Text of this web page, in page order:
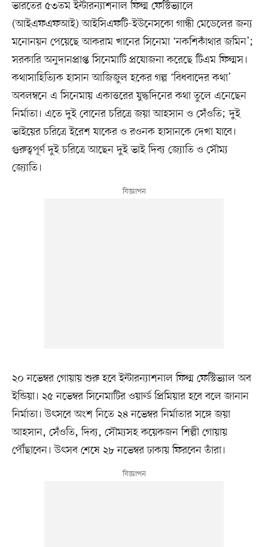
ভারতের ৫৩তম ইন্টারন্যাশনাল ফিল্ম ফেস্টিভ্যালে
(আইএফএফআই) আইসিএফটি-ইউনেসকো গান্ধী মেডেলের জন্য
মনোনয়ন পেয়েছে আকরাম খানের সিনেমা ‘নকশিকাঁথার জমিন’;
সরকারি অনুদানপ্রাপ্ত সিনেমাটি প্রযোজনা করেছে টিএম ফিল্মস।
কথাসাহিত্যিক হাসান আজিজুল হকের গল্প ‘বিধবাদের কথা’
অবলম্বনে এ সিনেমায় একাত্তরের যুদ্ধদিনের কথা তুলে এনেছেন
নির্মাতা। এতে দুই বোনের চরিত্রে জয়া আহসান ও সেঁওতি; দুই
ভাইয়ের চরিত্রে ইরেশ যাকের ও রওনক হাসানকে দেখা যাবে।
গুরুত্বপূর্ণ দুই চরিত্রে আছেন দুই ভাই দিব্য জ্যোতি ও সৌম্য
জ্যোতি।
২০ নভেম্বর গোয়ায় শুরু হবে ইন্টারন্যাশনাল ফিল্ম ফেস্টিভ্যাল অব
ইন্ডিয়া। ২৫ নভেম্বর সিনেমাটির ওয়ার্ল্ড প্রিমিয়ার হবে বলে জানান
নির্মাতা। উৎসবে অংশ নিতে ২৪ নভেম্বর নির্মাতার সঙ্গে জয়া
আহসান, সেঁওতি, দিব্য, সৌম্যসহ কয়েকজন শিল্পী গোয়ায়
পৌঁছাবেন। উৎসব শেষে ২৮ নভেম্বর ঢাকায় ফিরবেন তাঁরা।